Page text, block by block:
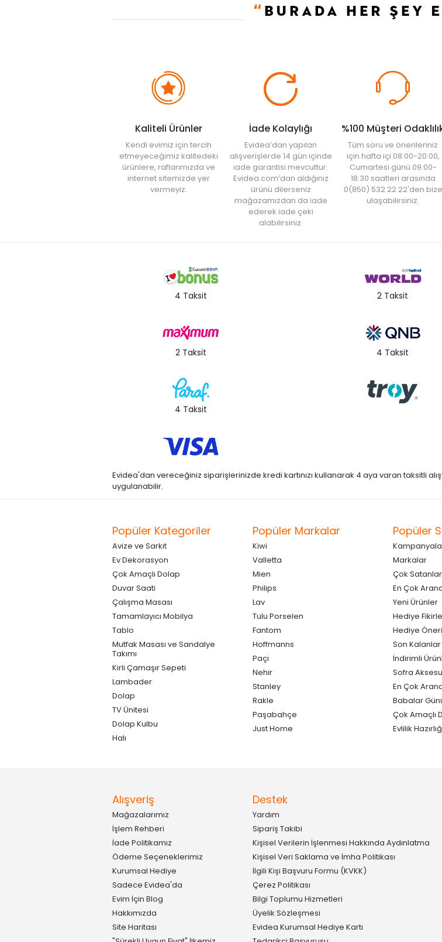
Kaliteli Ürünler
Kendi evimiz için tercih
etmeyeceğimiz kalitedeki
ürünlere, raflarımızda ve
internet sitemizde yer
vermeyiz.
İade Kolaylığı
Evidea’dan yapılan
alışverişlerde 14 gün içinde
iade garantisi mevcuttur.
Evidea.com’dan aldığınız
ürünü dilerseniz
mağazamızdan da iade
ederek iade çeki
alabilirsiniz.
%100 Müşteri
Tüm soru ve önerileriniz
için hafta içi 08:00-20:00,
Cumartesi günü 09:00-
18:30 saatleri arasında
0(850) 532 22 22'den bize
ulaşabilirsiniz.
4 Taksit 2 Taksit
2 Taksit 4 Taksit
4 Taksit
Evidea'dan vereceğiniz siparişlerinizde kredi kartınızı kullanarak 4 aya varan taksitli
uygulanabilir.
Popüler Kategoriler
Avize ve Sarkıt
Ev Dekorasyon
Çok Amaçlı Dolap
Duvar Saati
Çalışma Masası
Tamamlayıcı Mobilya
Tablo
Mutfak Masası ve Sandalye
Takımı
Kirli Çamaşır Sepeti
Lambader
Dolap
TV Ünitesi
Dolap Kulbu
Halı
Popüler Markalar
Kiwi
Valletta
Mien
Philips
Lav
Tulu Porselen
Fantom
Hoffmanns
Paçi
Nehir
Stanley
Rakle
Paşabahçe
Just Home
Popüler
Markalar
Çok Satanlar
En Çok
Yeni Ürünler
Hediye
Hediye
Son Kalanlar
İndirimli
Sofra
En Çok
Babalar
Çok Amaçlı
Evlilik
Alışveriş
Mağazalarımız
İşlem Rehberi
İade Politikamız
Ödeme Seçeneklerimiz
Kurumsal Hediye
Sadece Evidea'da
Evim İçin Blog
Hakkımızda
Site Haritası
Destek
Yardım
Sipariş Takibi
Kişisel Verilerin İşlenmesi Hakkında Aydınlatma
Kişisel Veri Saklama ve İmha Politikası
İlgili Kişi Başvuru Formu (KVKK)
Çerez Politikası
Bilgi Toplumu Hizmetleri
Üyelik Sözleşmesi
Evidea Kurumsal Hediye Kartı